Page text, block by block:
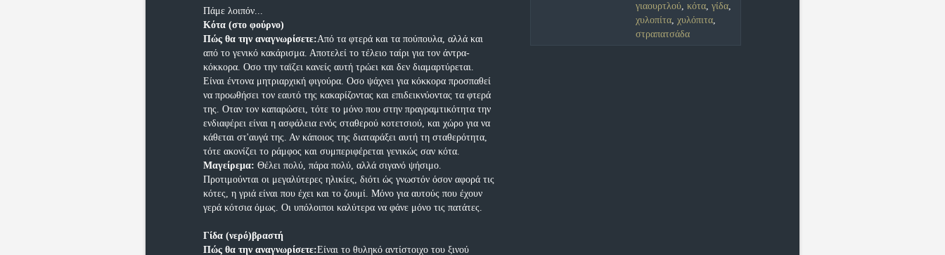
Πάμε λοιπόν...
Κότα (στο φούρνο)
Πώς θα την αναγνωρίσετε:Από τα φτερά και τα πούπουλα, αλλά και
από το γενικό κακάρισμα. Αποτελεί το τέλειο ταίρι για τον άντρα-
κόκκορα. Οσο την ταϊζει κανείς αυτή τρώει και δεν διαμαρτύρεται.
Είναι έντονα μητριαρχική φιγούρα. Οσο ψάχνει για κόκκορα προσπαθεί
να προωθήσει τον εαυτό της κακαρίζοντας και επιδεικνύοντας τα φτερά
της. Οταν τον καπαρώσει, τότε το μόνο που στην πραγραμτικότητα την
ενδιαφέρει είναι η ασφάλεια ενός σταθερού κοτετσιού, και χώρο για να
κάθεται στ'αυγά της. Αν κάποιος της διαταράξει αυτή τη σταθερότητα,
τότε ακονίζει το ράμφος και συμπεριφέρεται γενικώς σαν κότα.
Μαγείρεμα: Θέλει πολύ, πάρα πολύ, αλλά σιγανό ψήσιμο.
Προτιμούνται οι μεγαλύτερες ηλικίες, διότι ώς γνωστόν όσον αφορά τις
κότες, η γριά είναι που έχει και το ζουμί. Μόνο για αυτούς που έχουν
γερά κότσια όμως. Οι υπόλοιποι καλύτερα να φάνε μόνο τις πατάτες.
Γίδα (νερό)βραστή
Πώς θα την αναγνωρίσετε:Είναι το θυληκό αντίστοιχο του ξινού
γιαουρτλού,κότα,γίδα,
χυλοπίτα,χυλόπιτα,
στραπατσάδα